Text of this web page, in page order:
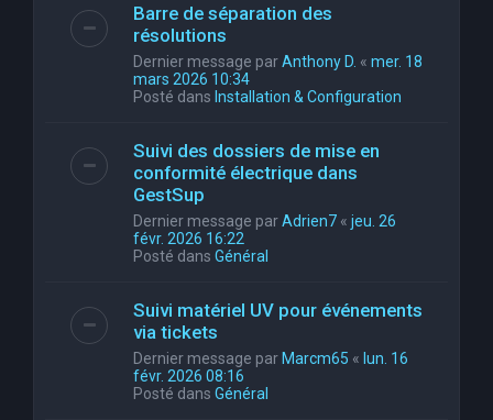
Barre de séparation des
résolutions
Dernier message parAnthony D. « mer. 18
mars 2026 10:34
Posté dans Installation & Configuration
Suivi des dossiers de mise en
conformité électrique dans
GestSup
Dernier message parAdrien7 « jeu. 26
févr. 2026 16:22
Posté dans Général
Suivi matériel UV pour événements
via tickets
Dernier message par Marcm65 « lun. 16
févr. 2026 08:16
Posté dans Général